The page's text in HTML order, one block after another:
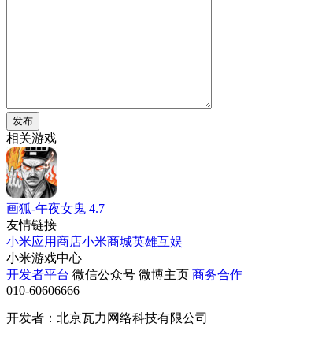
发布
相关游戏
画狐-午夜女鬼 4.7
友情链接
小米应用商店小米商城英雄互娱
小米游戏中心
开发者平台 微信公众号 微博主页 商务合作
010-60606666
开发者：北京瓦力网络科技有限公司